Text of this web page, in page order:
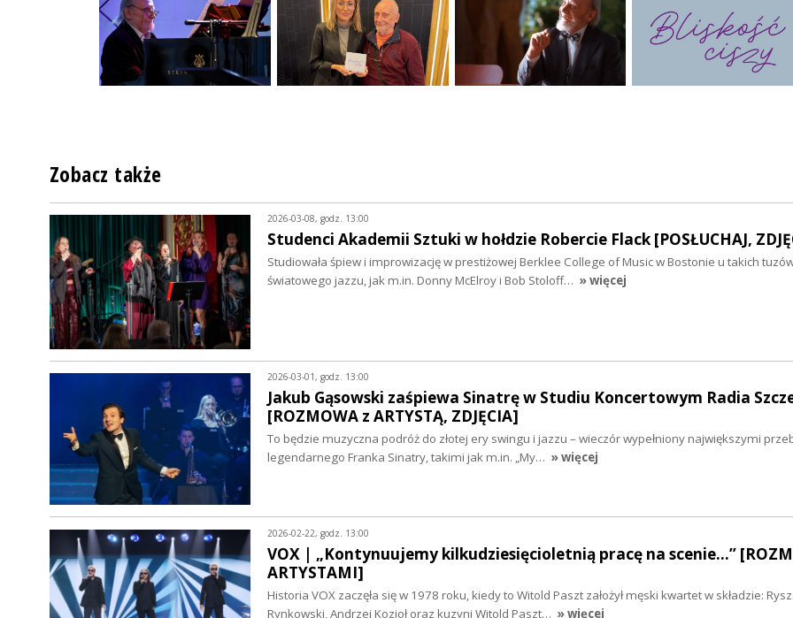
Zobacz także
2026-03-08, godz. 13:00
Studenci Akademii Sztuki w hołdzie Robercie Flack [POSŁUCHAJ,
Studiowała śpiew i improwizację w prestiżowej Berklee College of Music w Bostonie u takich
światowego jazzu, jak m.in. Donny McElroy i Bob Stoloff… » więcej
2026-03-01, godz. 13:00
Jakub Gąsowski zaśpiewa Sinatrę w Studiu Koncertowym Radia
[ROZMOWA z ARTYSTĄ, ZDJĘCIA]
To będzie muzyczna podróż do złotej ery swingu i jazzu – wieczór wypełniony największymi
legendarnego Franka Sinatry, takimi jak m.in. „My… » więcej
2026-02-22, godz. 13:00
VOX | „Kontynuujemy kilkudziesięcioletnią pracę na scenie...”
ARTYSTAMI]
Historia VOX zaczęła się w 1978 roku, kiedy to Witold Paszt założył męski kwartet w składzie:
Rynkowski, Andrzej Kozioł oraz kuzyni Witold Paszt… » więcej